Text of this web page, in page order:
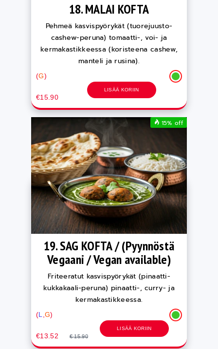
18. MALAI KOFTA
Pehmeä kasvispyörykät (tuorejuusto-
cashew-peruna) tomaatti-, voi- ja
kermakastikkeessa (koristeena cashew,
manteli ja rusina).
(G)
€15.90
LISÄÄ KORIIN
15% off
19. SAG KOFTA / (Pyynnöstä
Vegaani / Vegan available)
Friteeratut kasvispyörykät (pinaatti-
kukkakaali-peruna) pinaatti-, curry- ja
kermakastikkeessa.
(L G)
€13.52 € 15.90
LISÄÄ KORIIN